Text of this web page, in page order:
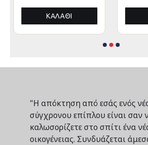
ΑΛΟΥΜΙΝΙΟΥ
3x3x3,4YμΚΑΛΆΘΙ
"Η απόκτηση από εσάς ενός
σύγχρονου επίπλου είναι σαν
καλωσορίζετε στο σπίτι ένα
οικογένειας. Συνδυάζεται